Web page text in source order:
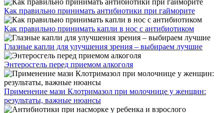
Как правильно принимать антибиотики при гайморите
Как правильно принимать капли в нос с антибиотиком
Глазные капли для улучшения зрения – выбираем лучшие
Энтеросгель перед приемом алкоголя
Применение мази Клотримазол при молочнице у женщин:
результаты, важные нюансы